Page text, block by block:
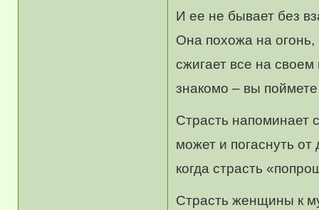
И ее не бывает без
Она похожа на огонь,
сжигает все на
знакомо – вы поймете
Страсть напоминает
может и погаснуть
когда страсть
Страсть женщины к